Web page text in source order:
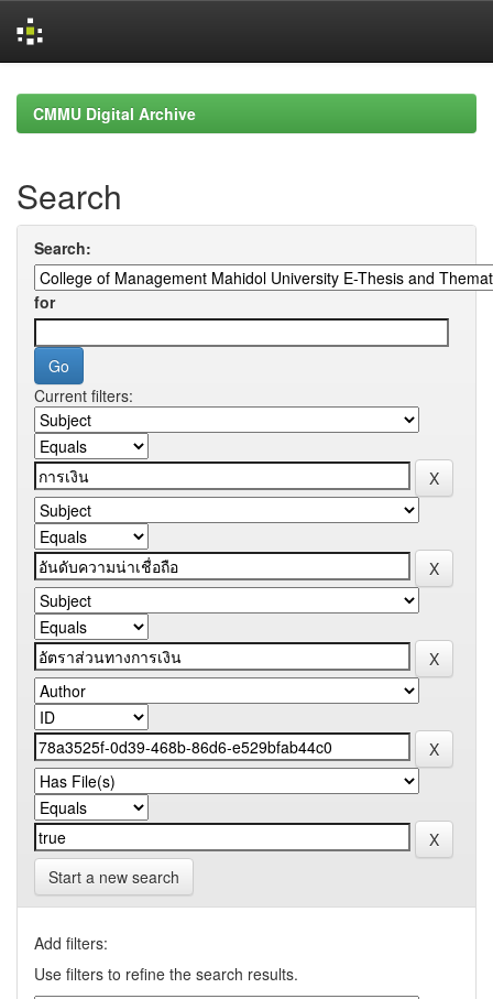
navigationCMMU Digital Archive
Search
Search:
for
Current filters:
Start a new search
Add filters:
Use filters to refine the search results.